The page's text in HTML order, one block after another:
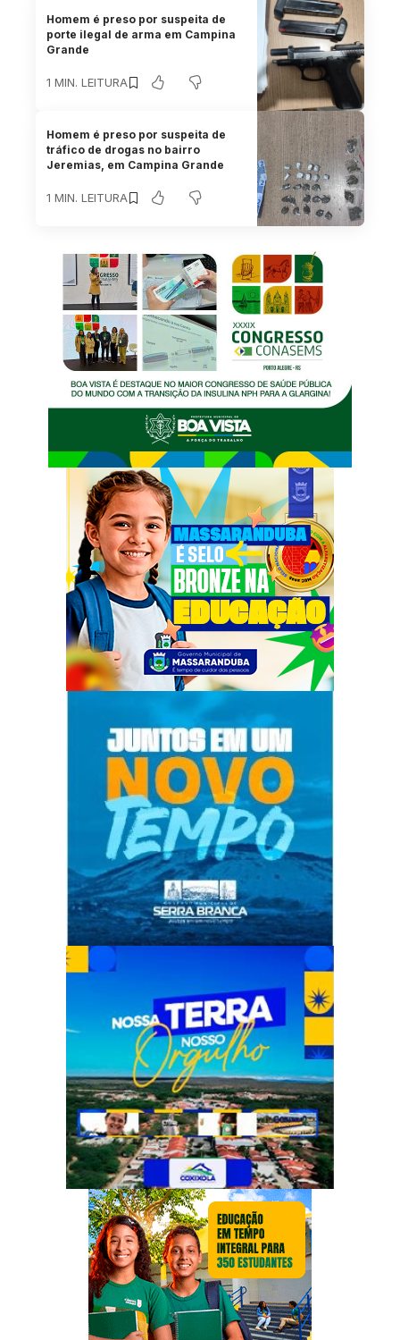
Homem é preso por suspeita de
porte ilegal de arma em Campina
Grande
1 MIN. LEITURA
Homem é preso por suspeita de
tráfico de drogas no bairro
Jeremias, em Campina Grande
1 MIN. LEITURA